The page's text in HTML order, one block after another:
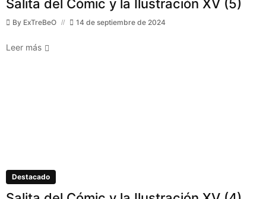
Salita del Cómic y la Ilustración XV (5)
By ExTreBeO 14 de septiembre de 2024
Leer más
Destacado